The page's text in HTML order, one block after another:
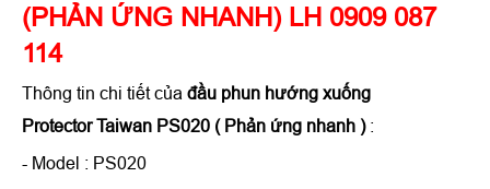
(PHẢN ỨNG NHANH) LH 0909 087
114
Thông tin chi tiết của đầu phun hướng xuống
Protector Taiwan PS020 ( Phản ứng nhanh ):
- Model : PS020